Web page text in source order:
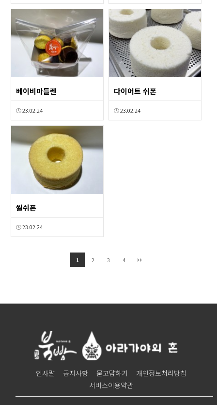
베이비마들렌
23.02.24
다이어트 쉬폰
23.02.24
쌀쉬폰
23.02.24
1 2 3 4
인사말 공지사항 묻고답하기
개인정보처리방침
서비스이용약관